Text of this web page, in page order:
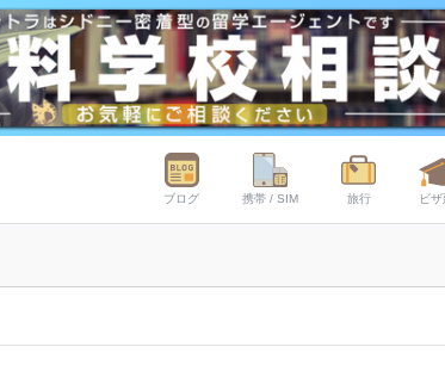
ブログ 携帯 / SIM 旅行 ビ